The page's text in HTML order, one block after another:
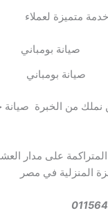
متميزة لعملاء
صيانة بومباني
نملك من الخبرة صيانة
على مدار
المنزلية في مصر